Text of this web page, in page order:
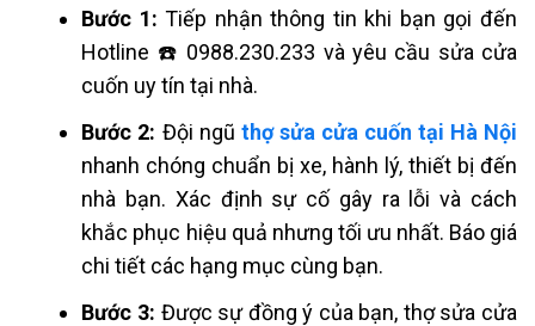
Bước 1: Tiếp nhận thông tin khi bạn gọi đến
Hotline ☎️ 0988.230.233 và yêu cầu sửa cửa
cuốn uy tín tại nhà.
Bước 2: Đội ngũ thợ sửa cửa cuốn tại Hà Nội
nhanh chóng chuẩn bị xe, hành lý, thiết bị đến
nhà bạn. Xác định sự cố gây ra lỗi và cách
khắc phục hiệu quả nhưng tối ưu nhất. Báo giá
chi tiết các hạng mục cùng bạn.
Bước 3: Được sự đồng ý của bạn, thợ sửa cửa